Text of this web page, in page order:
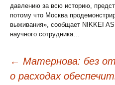
давлению за всю историю,
потому что Москва
выживания», сообщает NIKKEI
научного сотрудника…
Post
← Матернова: без
о расходах